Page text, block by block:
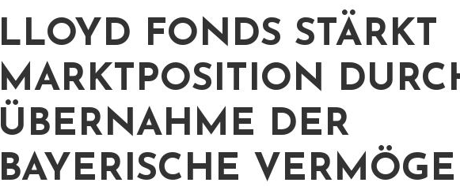
LLOYD FONDS STÄRKT
MARKTPOSITION
ÜBERNAHME DER
BAYERISCHE